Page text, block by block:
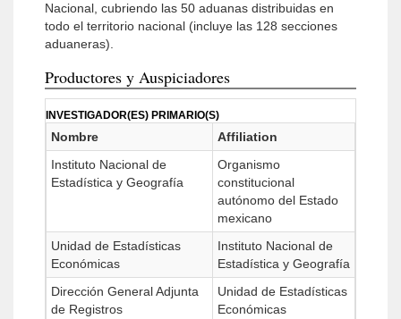
Nacional, cubriendo las 50 aduanas distribuidas en
todo el territorio nacional (incluye las 128 secciones
aduaneras).
Productores y Auspiciadores
INVESTIGADOR(ES) PRIMARIO(S)
Nombre
Affiliation
Instituto Nacional de
Estadística y Geografía
Organismo
constitucional
autónomo del Estado
mexicano
Unidad de Estadísticas
Económicas
Instituto Nacional de
Estadística y Geografía
Dirección General Adjunta
de Registros
Unidad de Estadísticas
Económicas